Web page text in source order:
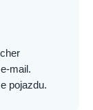
mail.
pojazdu.